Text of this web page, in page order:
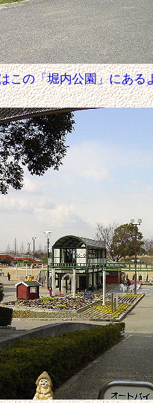
この「堀内公園」にある